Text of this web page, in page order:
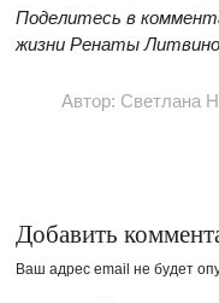
Поделитесь в
жизни Ренаты
Автор: Светлана
Добавить
Ваш адрес email не будет